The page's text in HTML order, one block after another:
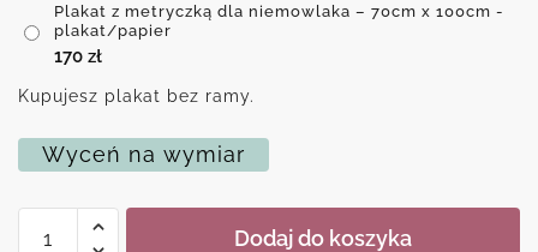
Plakat z metryczką dla niemowlaka – 70cm x 100cm -
plakat/papier
170 zł
Kupujesz plakat bez ramy.
Wyceń na wymiar
Plakat
Dodaj do koszyka